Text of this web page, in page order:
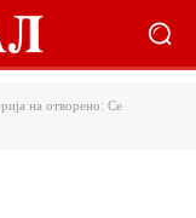
на отворено: Се